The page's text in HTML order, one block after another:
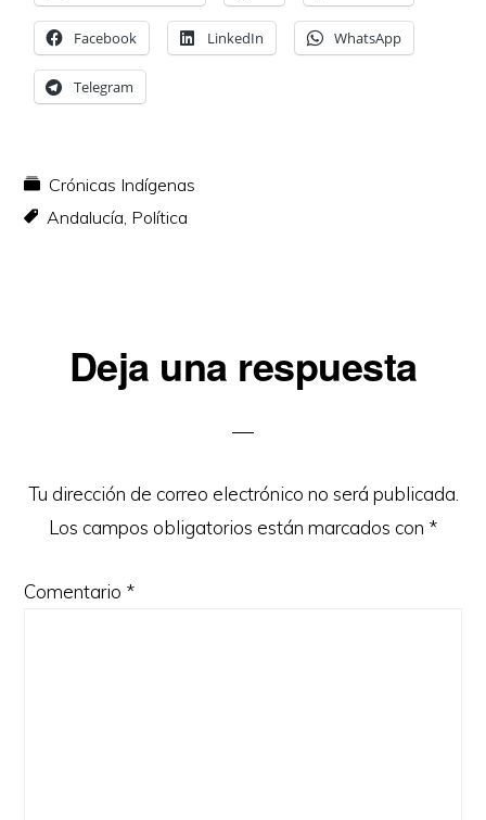
Facebook LinkedIn WhatsApp
Telegram
Crónicas Indígenas
Andalucía, Política
Interacciones
lectores
Deja una respuesta
Tu dirección de correo electrónico no será publicada.
Los campos obligatorios están marcados con *
Comentario *